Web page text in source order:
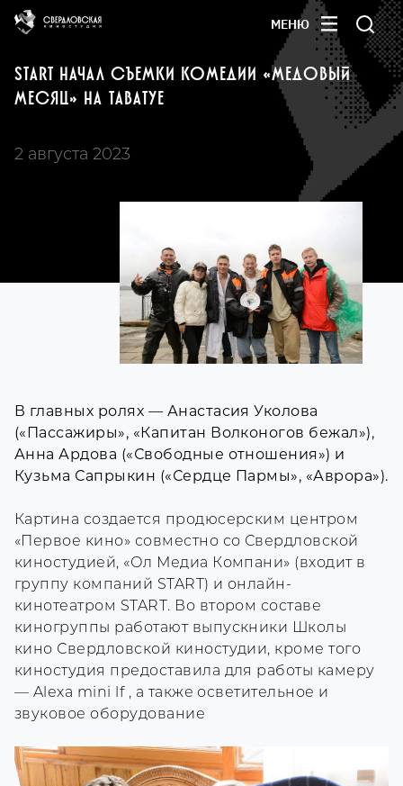
МЕНЮ
START НАЧАЛ СЪЕМКИ КОМЕДИИ «МЕДОВЫЙ
МЕСЯЦ» НА ТАВАТУЕ
2 августа 2023
В главных ролях — Анастасия Уколова
(«Пассажиры», «Капитан Волконогов бежал»),
Анна Ардова («Свободные отношения») и
Кузьма Сапрыкин («Сердце Пармы», «Аврора»).
Картина создается продюсерским центром
«Первое кино» совместно со Свердловской
киностудией, «Ол Медиа Компани» (входит в
группу компаний START) и онлайн-
кинотеатром START. Во втором составе
киногруппы работают выпускники Школы
кино Свердловской киностудии, кроме того
киностудия предоставила для работы камеру
— Alexa mini lf , а также осветительное и
звуковое оборудование